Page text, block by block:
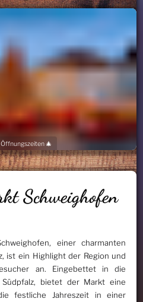
🎄
Schweighofen
einer charmanten
ist ein Highlight der Region und
an. Eingebettet in die
bietet der Markt eine
festliche Jahreszeit in einer